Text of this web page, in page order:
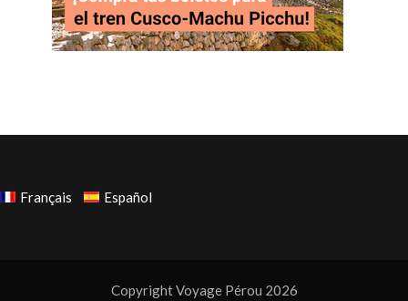
Français Español
Copyright Voyage Pérou 2026